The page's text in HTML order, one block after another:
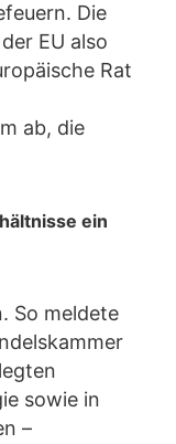
Die
EU also
Rat
ab, die
ein
So meldete
sowie in
–